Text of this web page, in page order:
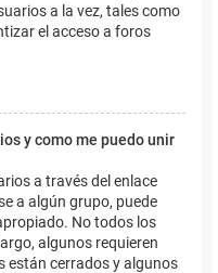
a la vez, tales como
el acceso a foros
y como me puedo unir
a través del enlace
a algún grupo, puede
No todos los
algunos requieren
están cerrados y algunos